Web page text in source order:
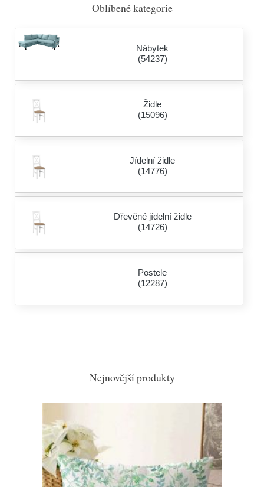
Oblíbené kategorie
Nábytek
(54237)
Židle
(15096)
Jídelní židle
(14776)
Dřevěné jídelní židle
(14726)
Postele
(12287)
Nejnovější produkty